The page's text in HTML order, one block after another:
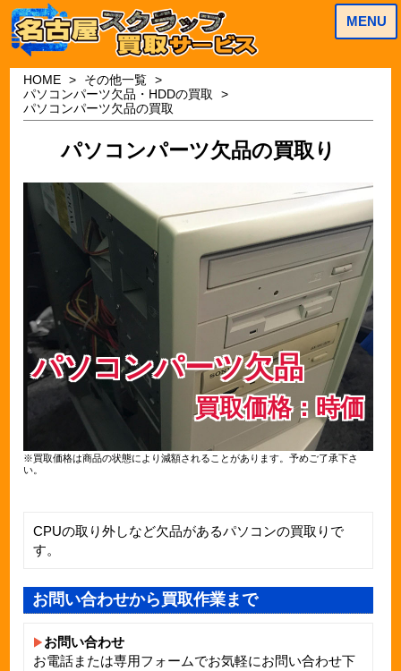
MENU
HOME
その他一覧
パソコンパーツ欠品・HDDの買取
パソコンパーツ欠品の買取
パソコンパーツ欠品の買取り
パソコンパーツ欠品
買取価格：時価
※買取価格は商品の状態により減額されることがあります。予めご了承下さ
い。
CPUの取り外しなど欠品があるパソコンの買取りで
す。
お問い合わせから買取作業まで
お問い合わせ
お電話または専用フォームでお気軽にお問い合わせ下